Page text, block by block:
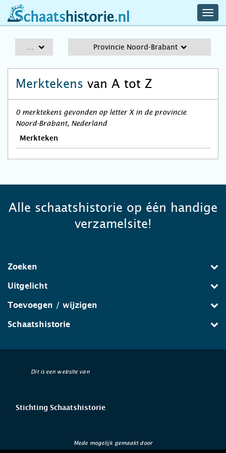
schaatshistorie.nl
Provincie Noord-Brabant
Merktekens van A tot Z
0 merktekens gevonden op letter X in de provincie
Noord-Brabant, Nederland
Merkteken
Alle schaatshistorie op één handige
verzamelsite!
Zoeken
Uitgelicht
Toevoegen / wijzigen
Schaatshistorie
Dit is een website van
Stichting Schaatshistorie
Mede mogelijk gemaakt door